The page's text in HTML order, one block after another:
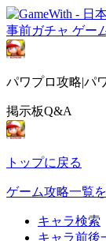
事前ガチャ ゲー
パワプロ攻略|パ
掲示板Q&A
トップに戻る
ゲーム攻略一覧
キャラ検索
キャラ前後